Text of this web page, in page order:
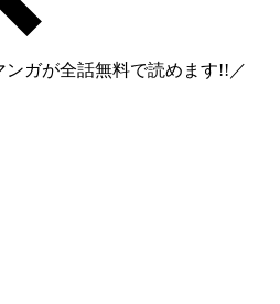
ンガが全話無料で読めます!!／